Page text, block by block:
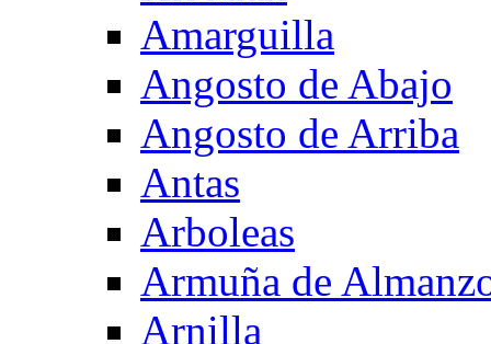
Amarguilla
Angosto de Abajo
Angosto de Arriba
Antas
Arboleas
Armuña de
Arnilla